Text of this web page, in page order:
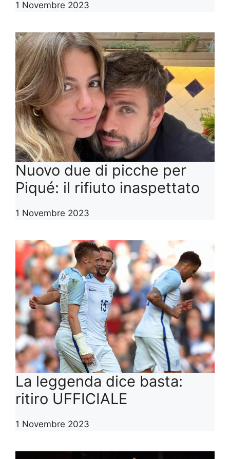
1 Novembre 2023
Nuovo due di picche per
Piqué: il rifiuto inaspettato
1 Novembre 2023
La leggenda dice basta:
ritiro UFFICIALE
1 Novembre 2023